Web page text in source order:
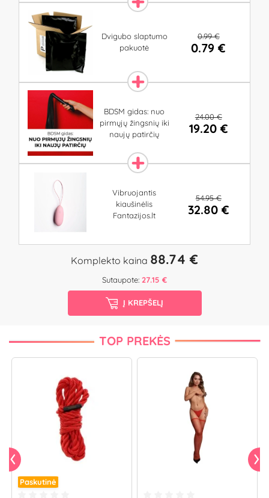
Dvigubo slaptumo
pakuotė
0.99 €
0.79 €
BDSM gidas: nuo
pirmųjų žingsnių iki
naujų patirčių
24.00 €
19.20 €
Vibruojantis
kiaušinėlis
Fantazijos.lt
54.95 €
32.80 €
Komplekto kaina 88.74 €
Sutaupote: 27.15 €
Į KREPŠELĮ
TOP PREKĖS
Paskutinė